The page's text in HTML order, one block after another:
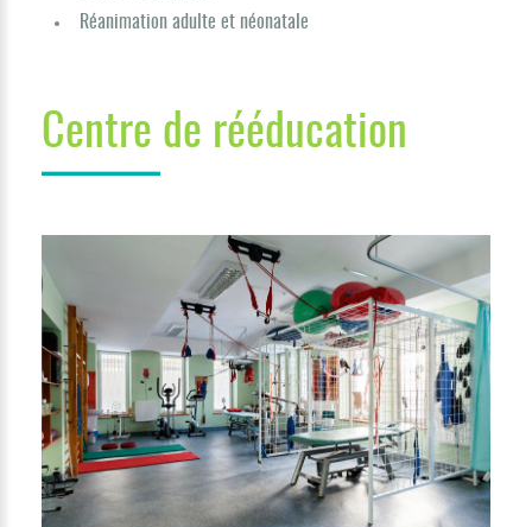
Réanimation adulte et néonatale
Centre de rééducation